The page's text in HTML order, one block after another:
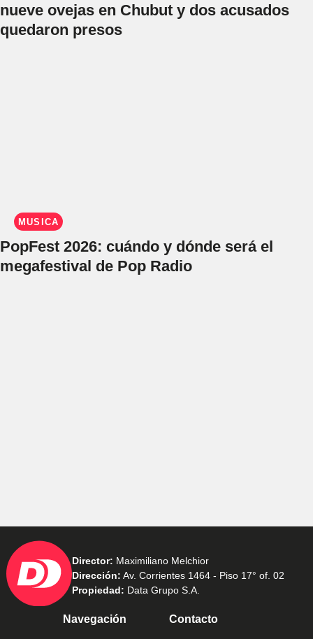
nueve ovejas en Chubut y dos acusados
quedaron presos
MÚSICA
PopFest 2026: cuándo y dónde será el
megafestival de Pop Radio
Director: Maximiliano Melchior
Dirección: Av. Corrientes 1464 - Piso 17° of. 02
Propiedad: Data Grupo S.A.
Navegación Contacto